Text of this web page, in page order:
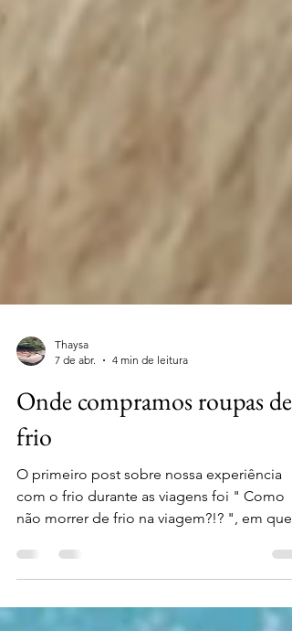
7 de abr.
4 min de leitura
Onde compramos roupas de
frio
O primeiro post sobre nossa experiência
não morrer de frio na viagem?!? ", em que
ecplicamos como nos arrumamos em
sobre nossas lojas preferidas ao redor do